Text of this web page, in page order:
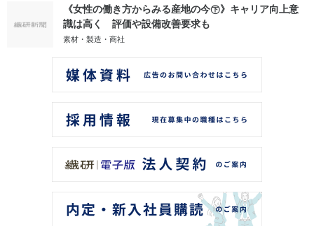
《女性の働き方からみる産地の今㊦》キャリア向上意
識は高く 評価や設備改善要求も
素材・製造・商社